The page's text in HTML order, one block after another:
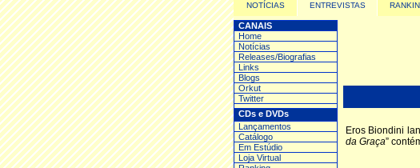
NOTÍCIAS ENTREVISTAS
CANAIS
Home
Notícias
Releases/Biografias
Links
Blogs
Orkut
Twitter
CDs e DVDs
Lançamentos
Catálogo
Em Estúdio
Loja Virtual
Eros Biondini
da Graça”